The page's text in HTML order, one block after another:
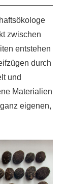
zwischen
entstehen
durch
und
Materialien
eigenen,